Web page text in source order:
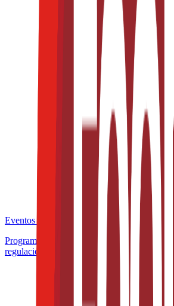
Eventos de la industria pasados
Programa de Microcertificación:
regulación aplicada a productos con valor